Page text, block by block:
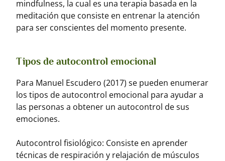
mindfulness, la cual es una terapia basada en la
meditación que consiste en entrenar la atención
para ser conscientes del momento presente.
Tipos de autocontrol emocional
Para Manuel Escudero (2017) se pueden enumerar
los tipos de autocontrol emocional para ayudar a
las personas a obtener un autocontrol de sus
emociones.
Autocontrol fisiológico: Consiste en aprender
técnicas de respiración y relajación de músculos